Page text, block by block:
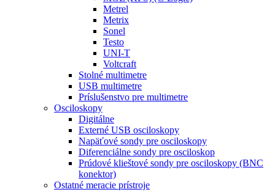
Metrel
Metrix
Sonel
Testo
UNI-T
Voltcraft
Stolné multimetre
USB multimetre
Príslušenstvo pre multimetre
Osciloskopy
Digitálne
Externé USB osciloskopy
Napäťové sondy pre osciloskopy
Diferenciálne sondy pre osciloskop
Prúdové klieštové sondy pre osciloskopy (BNC
konektor)
Ostatné meracie prístroje